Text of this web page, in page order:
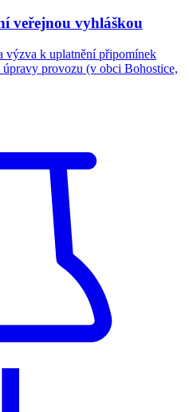
veřejnou vyhláškou
výzva k uplatnění připomínek
provozu (v obci Bohostice,